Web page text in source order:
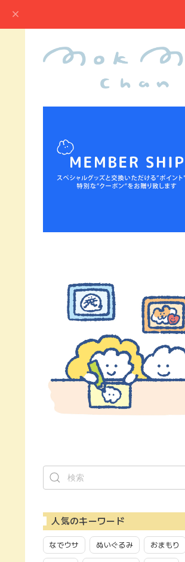
人気のキーワード
なでウサ ぬいぐるみ おまもり